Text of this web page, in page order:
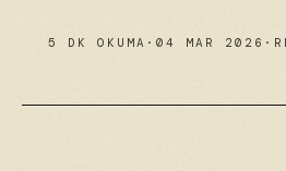
5 DK OKUMA ·04 MAR 2026 ·